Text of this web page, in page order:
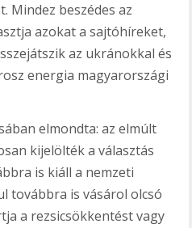
Mindez beszédes az
azokat a sajtóhíreket,
az ukránokkal és
energia magyarországi
elmondta: az elmúlt
kijelölték a választás
is kiáll a nemzeti
továbbra is vásárol olcsó
a rezsicsökkentést vagy